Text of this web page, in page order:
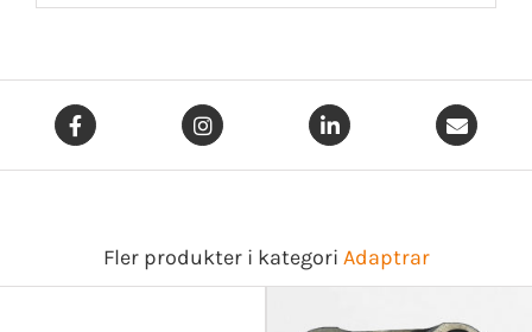
Fler produkter i kategori Adaptrar